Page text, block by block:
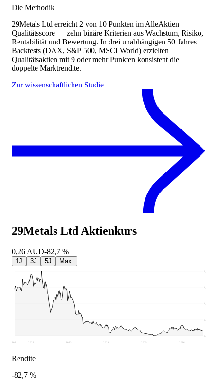
Die Methodik
29Metals Ltd erreicht 2 von 10 Punkten im AlleAktien
Qualitätsscore — zehn binäre Kriterien aus Wachstum, Risiko,
Rentabilität und Bewertung. In drei unabhängigen 50-Jahres-
Backtests (DAX, S&P 500, MSCI World) erzielten
Qualitätsaktien mit 9 oder mehr Punkten konsistent die
doppelte Marktrendite.
Zur wissenschaftlichen Studie
29Metals Ltd Aktienkurs
0,26 AUD-82,7 %
1J 3J 5J Max.
0,07
0,57
1,06
1,56
2,06
2021 2022 2023 2024 2025 2026
Rendite
-82,7 %